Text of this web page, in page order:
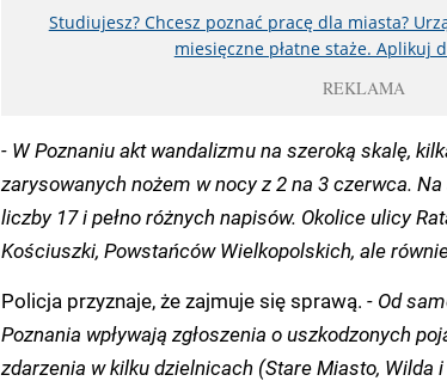
Studiujesz? Chcesz poznać pracę dla miasta?
miesięczne płatne staże. Aplikuj
REKLAMA
- W Poznaniu akt wandalizmu na szeroką skalę,
zarysowanych nożem w nocy z 2 na 3 czerwca.
liczby 17 i pełno różnych napisów. Okolice ulicy
Kościuszki, Powstańców Wielkopolskich, ale
Policja przyznaje, że zajmuje się sprawą. - Od
Poznania wpływają zgłoszenia o uszkodzonych
zdarzenia w kilku dzielnicach (Stare Miasto, Wilda